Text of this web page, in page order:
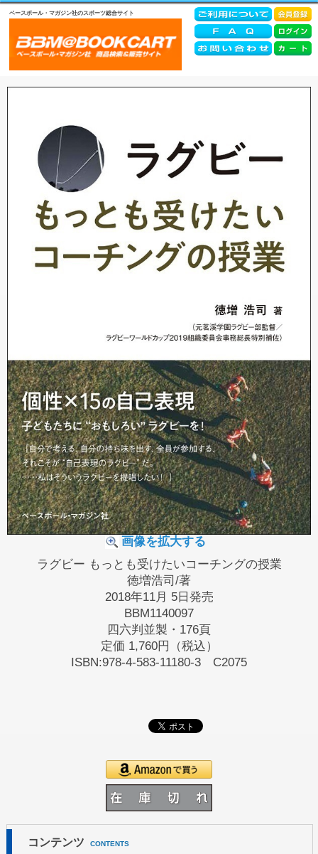
ベースボール・マガジン社のスポーツ総合サイト
画像を拡大する
ラグビー もっとも受けたいコーチングの授業
徳増浩司/著
2018年11月 5日発売
BBM1140097
四六判並製・176頁
定価 1,760円（税込）
ISBN:978-4-583-11180-3 C2075
コンテンツ CONTENTS